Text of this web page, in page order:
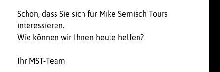
Schön, dass Sie sich für Mike Semisch Tours
interessieren.
Wie können wir Ihnen heute helfen?
Ihr MST-Team